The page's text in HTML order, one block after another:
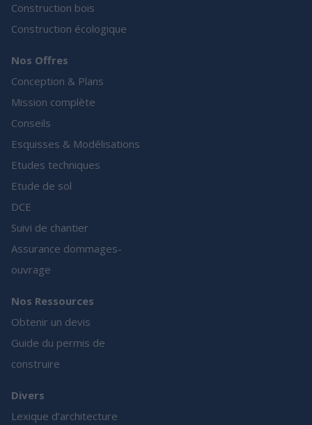
Construction bois
Construction écologique
Nos Offres
Conception & Plans
Mission complète
Conseils
Esquisses & Modélisations
Etudes techniques
Etude de sol
DCE
Suivi de chantier
Assurance dommages-
ouvrage
Nos Ressources
Obtenir un devis
Guide du permis de
construire
Divers
Lexique d’architecture